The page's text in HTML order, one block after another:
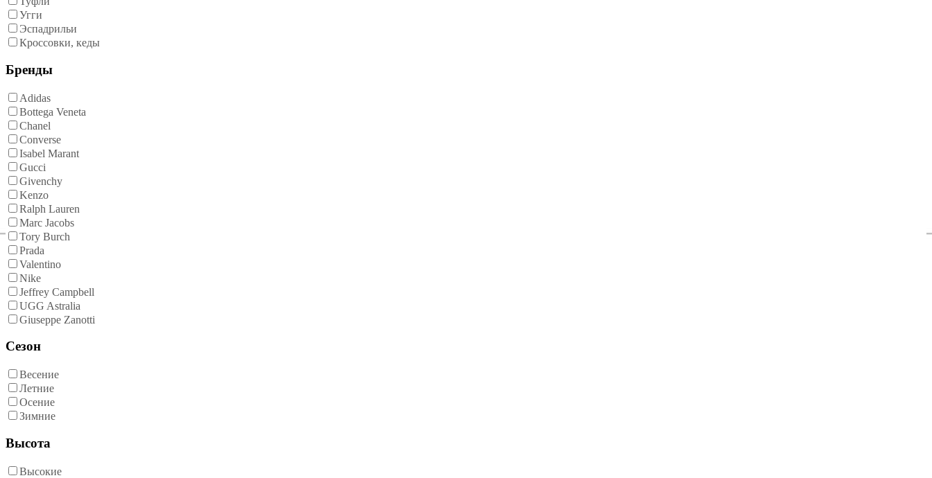
Угги
Эспадрильи
Кроссовки, кеды
Бренды
Adidas
Bottega Veneta
Chanel
Converse
Isabel Marant
Gucci
Givenchy
Kenzo
Ralph Lauren
Marc Jacobs
Tory Burch
Prada
Valentino
Nike
Jeffrey Campbell
UGG Astralia
Giuseppe Zanotti
Сезон
Весение
Летние
Осение
Зимние
Высота
Высокие